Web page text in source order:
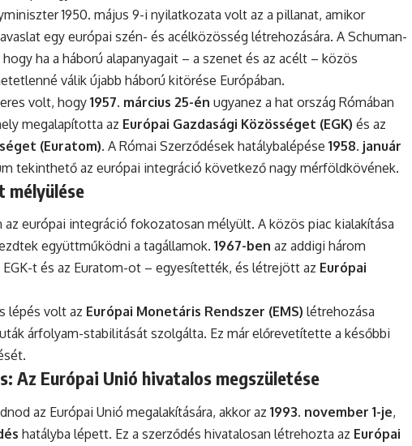
1950. május 9-i nyilatkozata volt az a pillanat, amikor
egy európai szén- és acélközösség létrehozására. A Schuman-
ha a háború alapanyagait – a szenet és az acélt – közös
válik újabb háború kitörése Európában.
volt, hogy1957. március 25-én ugyanez a hat ország Rómában
megalapította az Európai Gazdasági Közösséget (EGK) és az
(Euratom). A Római Szerződések hatálybalépése 1958. január
tekinthető az európai integráció következő nagy mérföldkövének.
mélyülése
az európai integráció fokozatosan mélyült. A közös piac kialakítása
együttműködni a tagállamok. 1967-ben az addigi három
t és az Euratom-ot – egyesítették, és létrejött az Európai
lépés volt az Európai Monetáris Rendszer (EMS) létrehozása
árfolyam-stabilitását szolgálta. Ez már előrevetítette a későbbi
Az Európai Unió hivatalos megszületése
az Európai Unió megalakítására, akkor az 1993. november 1-je,
hatályba lépett. Ez a szerződés hivatalosan létrehozta az Európai